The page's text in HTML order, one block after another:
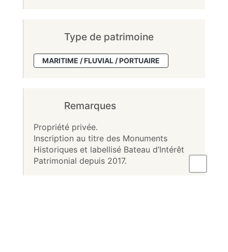
Type de patrimoine
MARITIME / FLUVIAL / PORTUAIRE
Remarques
Propriété privée.
Inscription au titre des Monuments
Historiques et labellisé Bateau d’Intérêt
Patrimonial depuis 2017.